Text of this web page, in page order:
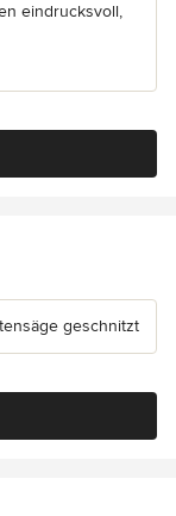
eindrucksvoll,
geschnitzt